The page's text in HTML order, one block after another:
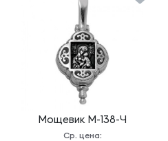
Мощевик М-138-Ч
Ср. цена: